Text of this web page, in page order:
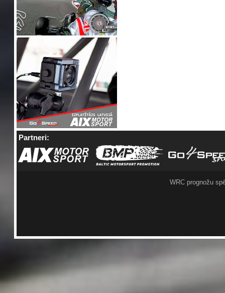
Partneri:
WRC prognožu